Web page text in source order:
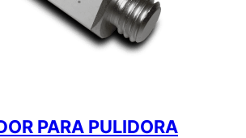
PARA PULIDORA